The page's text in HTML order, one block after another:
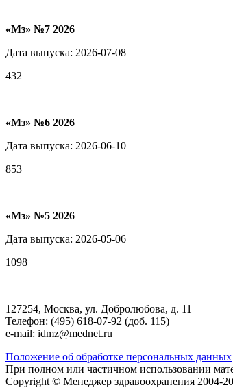
«Мз» №7 2026
Дата выпуска: 2026-07-08
432
«Мз» №6 2026
Дата выпуска: 2026-06-10
853
«Мз» №5 2026
Дата выпуска: 2026-05-06
1098
127254, Москва, ул. Добролюбова, д. 11
Телефон: (495) 618-07-92 (доб. 115)
e-mail: idmz@mednet.ru
Положение об обработке персональных данных
При полном или частичном использовании
Copyright © Менеджер здравоохранения 2004-